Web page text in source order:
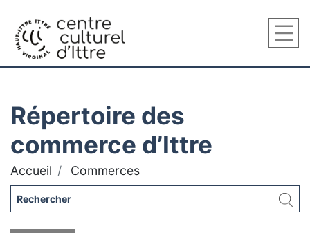
Répertoire des
commerce d’Ittre
Accueil Commerces